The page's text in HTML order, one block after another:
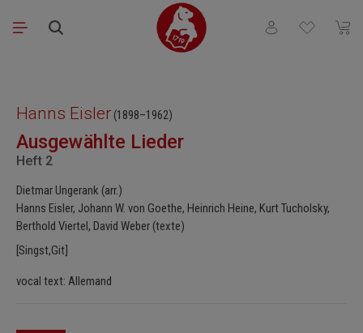
Passer au contenu principal
Vous avez 0Le
Hanns Eisler (1898–1962)
Ausgewählte Lieder
Heft 2
Dietmar Ungerank (arr.)
Hanns Eisler, Johann W. von Goethe, Heinrich Heine, Kurt Tucholsky,
Berthold Viertel, David Weber (texte)
[Singst,Git]
vocal text: Allemand